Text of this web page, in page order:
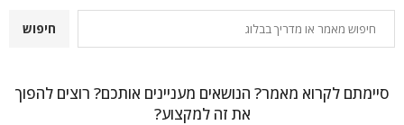
חיפוש
סיימתם לקרוא מאמר? הנושאים מעניינים אותכם? רוצים להפוך
את זה למקצוע?